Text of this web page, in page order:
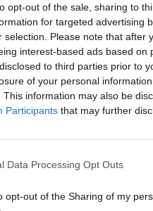
opt-out of the sale, sharing to
for targeted advertising
selection. Please note that after
interest-based ads based
to third parties prior to
of your personal
This information may also be
Participants that may further
Data Processing Opt Outs
opt-out of the Sharing of my
essere
Olimpico di